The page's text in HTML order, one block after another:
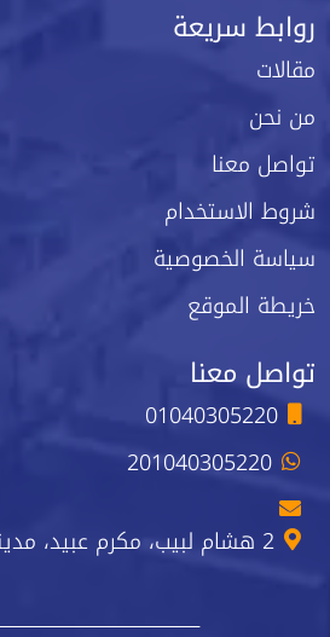
روابط سريعة
مقالات
من نحن
تواصل معنا
شروط الاستخدام
سياسة الخصوصية
خريطة الموقع
تواصل معنا
01040305220
201040305220
2 هشام لبيب، مكرم عبيد، مدينة نصر